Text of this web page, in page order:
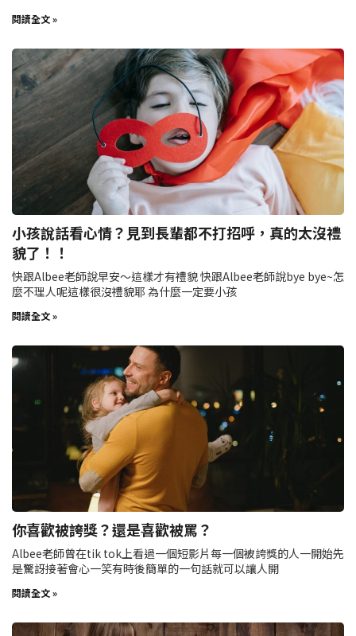
閱讀全文 »
小孩說話看心情？見到長輩都不打招呼，真的太沒禮
貌了！！
快跟Albee老師說早安～這樣才有禮貌 快跟Albee老師說bye bye~怎
麼不理人呢這樣很沒禮貌耶 為什麼一定要小孩
閱讀全文 »
你喜歡被誇獎？還是喜歡被罵？
Albee老師曾在tik tok上看過一個短影片每一個被誇獎的人一開始先
是驚訝接著會心一笑有時後簡單的一句話就可以讓人開
閱讀全文 »